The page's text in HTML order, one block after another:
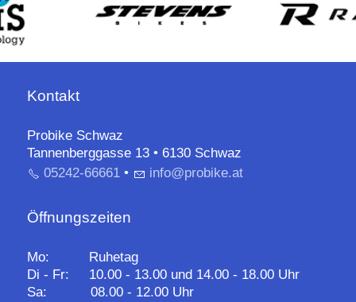
Kontakt
Probike Schwaz
Tannenberggasse 13 • 6130 Schwaz
05242-66661 • nf pr b k t
Öffnungszeiten
Mo: Ruhetag
Di - Fr: 10.00 - 13.00 und 14.00 - 18.00 Uhr
Sa: 08.00 - 12.00 Uhr